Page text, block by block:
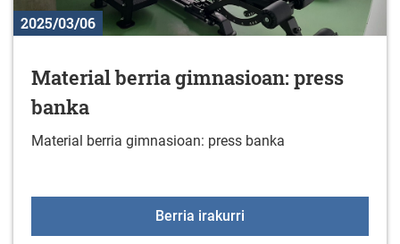
2025/03/06
Material berria gimnasioan: press
banka
Material berria gimnasioan: press banka
Berria irakurri